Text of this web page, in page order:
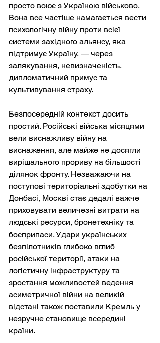
просто воює з Україною військово.
Вона все частіше намагається вести
психологічну війну проти всієї
системи західного альянсу, яка
підтримує Україну, — через
залякування, невизначеність,
дипломатичний примус та
культивування страху.
Безпосередній контекст досить
простий. Російські війська місяцями
вели виснажливу війну на
виснаження, але майже не досягли
вирішального прориву на більшості
ділянок фронту. Незважаючи на
поступові територіальні здобутки на
Донбасі, Москві стає дедалі важче
приховувати величезні витрати на
людські ресурси, бронетехніку та
боєприпаси. Удари українських
безпілотників глибоко вглиб
російської території, атаки на
логістичну інфраструктуру та
зростання можливостей ведення
асиметричної війни на великій
відстані також поставили Кремль у
незручне становище всередині
країни.